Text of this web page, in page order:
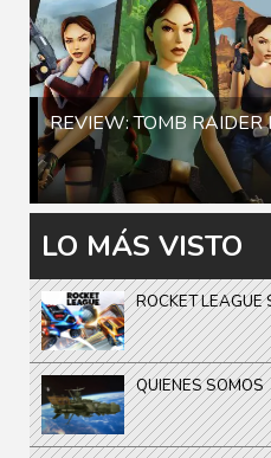
REVIEW: TOMB RAIDER
LO MÁS VISTO
ROCKET LEAGUE
QUIENES SOMOS